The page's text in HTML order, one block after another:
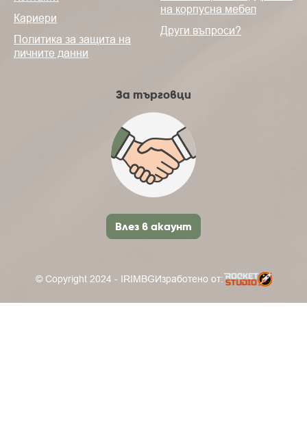
Кариери
Политика за защита на
личните данни
на корпусна мебел
Други въпроси?
За търговци
Влез в акаунт
© Copyright 2024 - IRIMBGИзработено от: